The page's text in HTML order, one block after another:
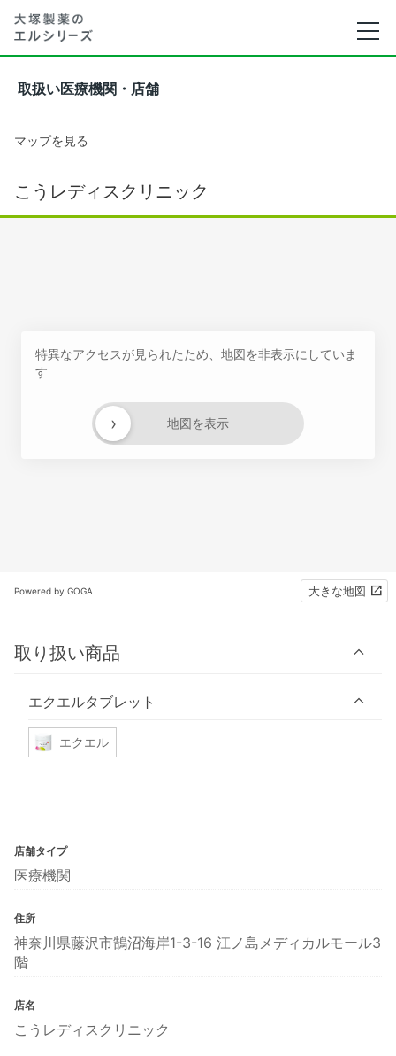
取扱い医療機関・店舗
マップを見る
こうレディスクリニック
特異なアクセスが見られたため、地図を非表示にしていま
す
地図を表示
›
Powered by GOGA 大きな地図
取り扱い商品
エクエルタブレット
エクエル
店舗タイプ
医療機関
住所
神奈川県藤沢市鵠沼海岸1-3-16 江ノ島メディカルモール3
階
店名
こうレディスクリニック